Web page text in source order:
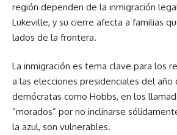
región dependen de la inmigración
Lukeville, y su cierre afecta a familias
lados de la frontera.
La inmigración es tema clave para los
a las elecciones presidenciales del año
demócratas como Hobbs, en los
“morados” por no inclinarse
la azul, son vulnerables.